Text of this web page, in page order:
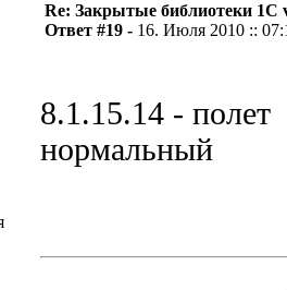
Re: Закрытые библиотеки 1С
Ответ #19 - 16. Июля 2010 ::
8.1.15.14 - полет
нормальный